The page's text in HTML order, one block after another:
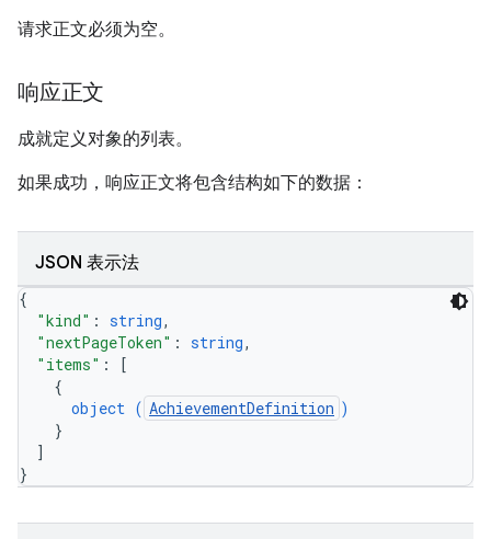
请求正文必须为空。
响应正文
成就定义对象的列表。
如果成功，响应正文将包含结构如下的数据：
JSON 表示法
{
"kind" : string,
"nextPageToken" : string,
"items" :
[
{
object ( AchievementDefinition )
}
]
}